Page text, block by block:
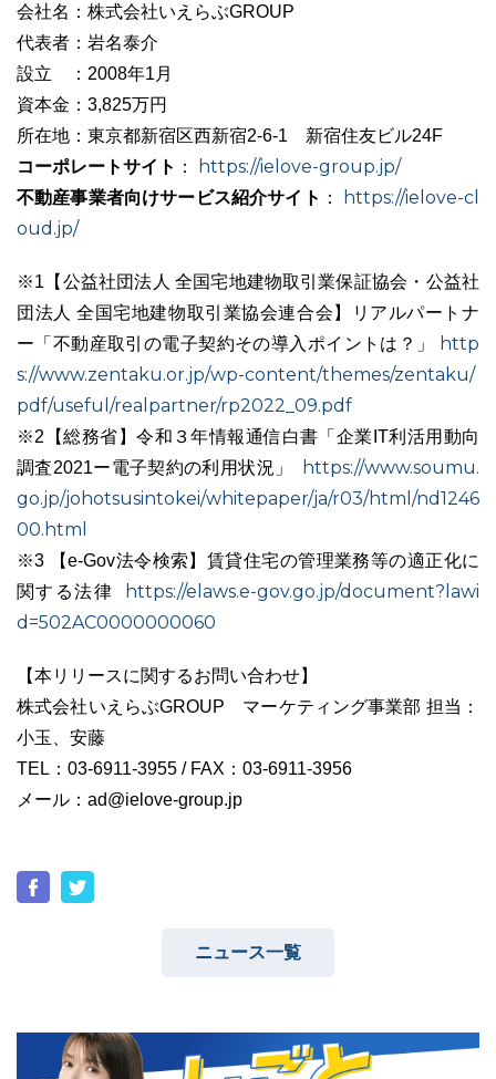
会社名：株式会社いえらぶGROUP
代表者：岩名泰介
設立 ：2008年1月
資本金：3,825万円
所在地：東京都新宿区西新宿2-6-1 新宿住友ビル24F
コーポレートサイト ：
https://ielove-group.jp/
不動産事業者向けサービス紹介サイト ：
https://ielove-cl
oud.jp/
※1【公益社団法人 全国宅地建物取引業保証協会・公益社
団法人 全国宅地建物取引業協会連合会】リアルパートナ
ー「不動産取引の電子契約その導入ポイントは？」
http
s://www.zentaku.or.jp/wp-content/themes/zentaku/
pdf/useful/realpartner/rp2022_09.pdf
※2【総務省】令和３年情報通信白書「企業IT利活用動向
調査2021ー電子契約の利用状況」
https://www.soumu.
go.jp/johotsusintokei/whitepaper/ja/r03/html/nd1246
00.html
※3 【e-Gov法令検索】賃貸住宅の管理業務等の適正化に
関する法律
https://elaws.e-gov.go.jp/document?lawi
d=502AC0000000060
【本リリースに関するお問い合わせ】
株式会社いえらぶGROUP マーケティング事業部 担当：
小玉、安藤
TEL：03-6911-3955 / FAX：03-6911-3956
メール：ad@ielove-group.jp
ニュース一覧